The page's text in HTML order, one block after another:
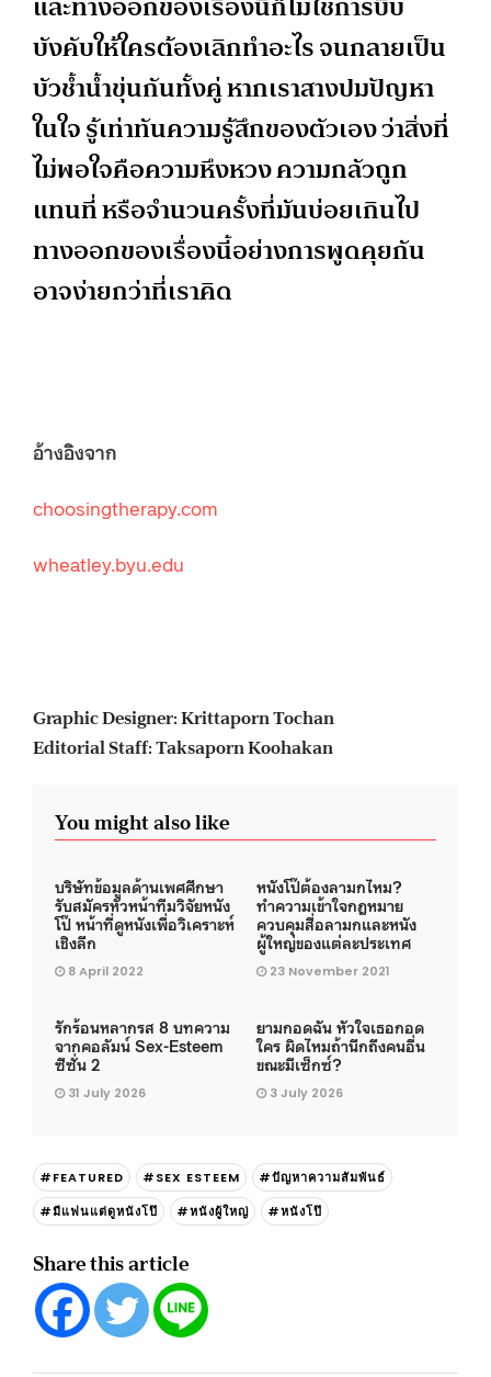
บังคับให้ใครต้องเลิกทำอะไร จนกลายเป็น
บัวช้ำน้ำขุ่นกันทั้งคู่ หากเราสางปมปัญหา
ในใจ รู้เท่าทันความรู้สึกของตัวเอง ว่าสิ่งที่
ไม่พอใจคือความหึงหวง ความกลัวถูก
แทนที่ หรือจำนวนครั้งที่มันบ่อยเกินไป
ทางออกของเรื่องนี้อย่างการพูดคุยกัน
อาจง่ายกว่าที่เราคิด
อ้างอิงจาก
choosingtherapy.com
wheatley.byu.edu
Graphic Designer: Krittaporn Tochan
Editorial Staff: Taksaporn Koohakan
You might also like
บริษัทข้อมูลด้านเพศศึกษา
รับสมัครหัวหน้าทีมวิจัยหนัง
โป๊ หน้าที่ดูหนังเพื่อวิเคราะห์
เชิงลึก
8 April 2022
หนังโป๊ต้องลามกไหม?
ทำความเข้าใจกฎหมาย
ควบคุมสื่อลามกและหนัง
ผู้ใหญ่ของแต่ละประเทศ
23 November 2021
รักร้อนหลากรส 8 บทความ
จากคอลัมน์ Sex-Esteem
ซีซั่น 2
31 July 2026
ยามกอดฉัน หัวใจเธอกอด
ใคร ผิดไหมถ้านึกถึงคนอื่น
ขณะมีเซ็กซ์?
3 July 2026
#FEATURED #SEX ESTEEM
#ปัญหาความสัมพันธ์
#มีแฟนแต่ดูหนังโป๊
#หนังผู้ใหญ่ #หนังโป๊
Share this article